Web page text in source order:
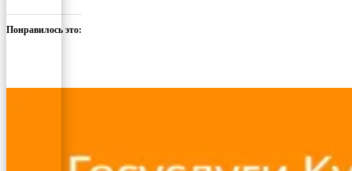
Понравилось это: